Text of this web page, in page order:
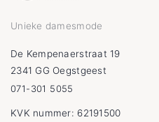
Unieke damesmode
De Kempenaerstraat 19
2341 GG Oegstgeest
071-301 5055
KVK nummer: 62191500